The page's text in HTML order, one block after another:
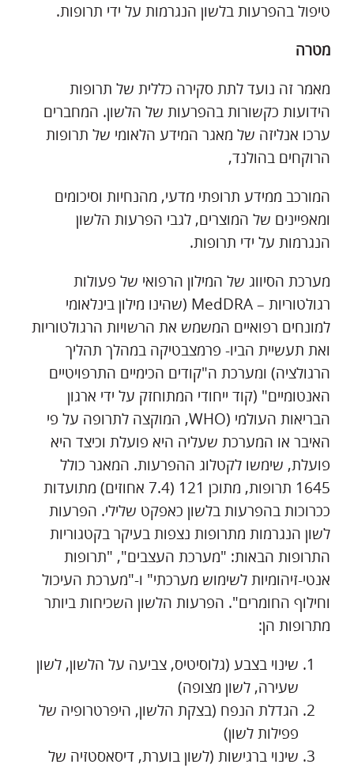
טיפול בהפרעות בלשון הנגרמות על ידי תרופות.
מטרה
מאמר זה נועד לתת סקירה כללית של תרופות
הידועות כקשורות בהפרעות של הלשון. המחברים
ערכו אנליזה של מאגר המידע הלאומי של תרופות
הרוקחים בהולנד,
המורכב ממידע תרופתי מדעי, מהנחיות וסיכומים
ומאפיינים של המוצרים, לגבי הפרעות הלשון
הנגרמות על ידי תרופות.
מערכת הסיווג של המילון הרפואי של פעולות
רגולטוריות – MedDRA (שהינו מילון בינלאומי
למונחים רפואיים המשמש את הרשויות הרגולטוריות
ואת תעשיית הביו- פרמצבטיקה במהלך תהליך
הרגולציה) ומערכת ה"קודים הכימיים התרפויטיים
האנטומיים" (קוד ייחודי המתוחזק על ידי ארגון
הבריאות העולמי (WHO, המוקצה לתרופה על פי
האיבר או המערכת שעליה היא פועלת וכיצד היא
פועלת, שימשו לקטלוג ההפרעות. המאגר כולל
1645 תרופות, מתוכן 121 (7.4 אחוזים) מתועדות
ככרוכות בהפרעות בלשון כאפקט שלילי. הפרעות
לשון הנגרמות מתרופות נצפות בעיקר בקטגוריות
התרופות הבאות: "מערכת העצבים", "תרופות
אנטי-זיהומיות לשימוש מערכתי" ו-"מערכת העיכול
וחילוף החומרים". הפרעות הלשון השכיחות ביותר
מתרופות הן:
שינוי בצבע (גלוסיטיס, צביעה על הלשון, לשון
שעירה, לשון מצופה)
הגדלת הנפח (בצקת הלשון, היפרטרופיה של
פפילות לשון)
שינוי ברגישות (לשון בוערת, דיסאסטזיה של